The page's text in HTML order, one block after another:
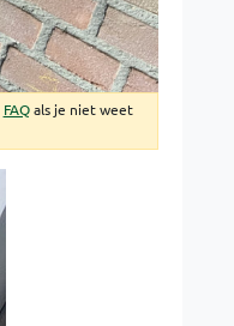
FAQals je niet weet